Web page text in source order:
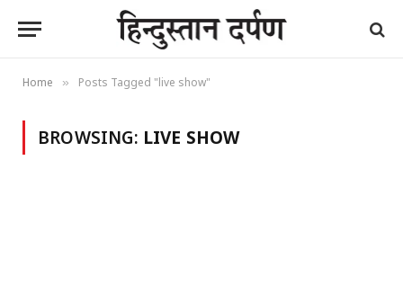
Home » Posts Tagged "live show"
BROWSING: LIVE SHOW